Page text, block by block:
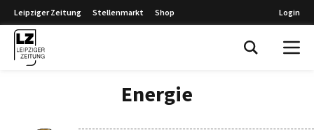
Leipziger Zeitung Stellenmarkt Shop Login
Energie